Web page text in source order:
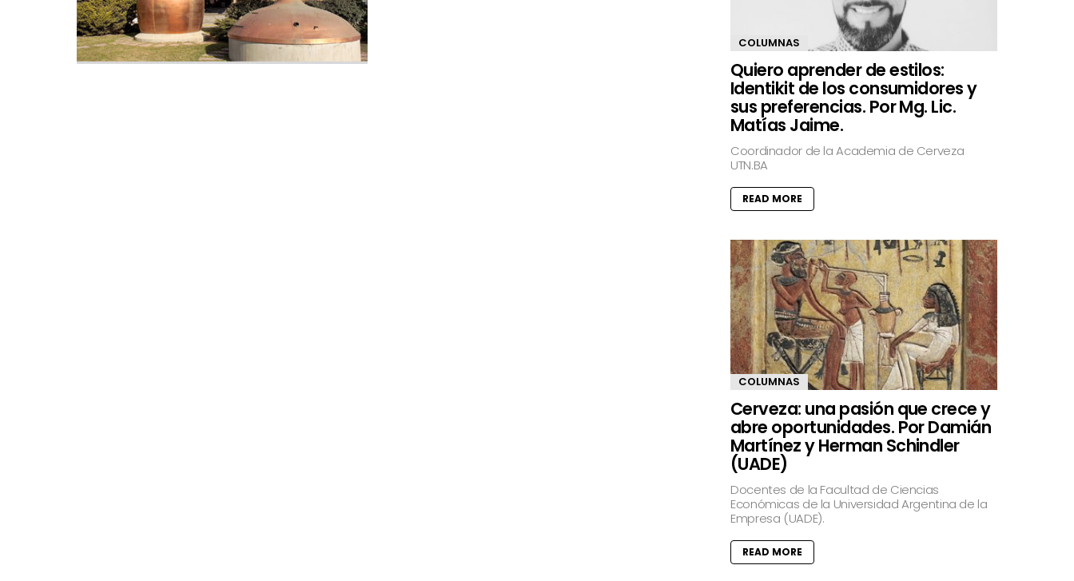
COLUMNAS
Quiero aprender de estilos:
Identikit de los consumidores y
sus preferencias. Por Mg. Lic.
Matías Jaime.
Coordinador de la Academia de Cerveza
UTN.BA
READ MORE
COLUMNAS
Cerveza: una pasión que crece y
abre oportunidades. Por Damián
Martínez y Herman Schindler
(UADE)
Docentes de la Facultad de Ciencias
Económicas de la Universidad Argentina de la
Empresa (UADE).
READ MORE